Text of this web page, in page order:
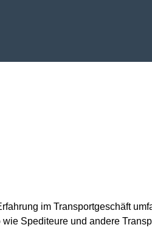
im Transportgeschäft
Spediteure und andere